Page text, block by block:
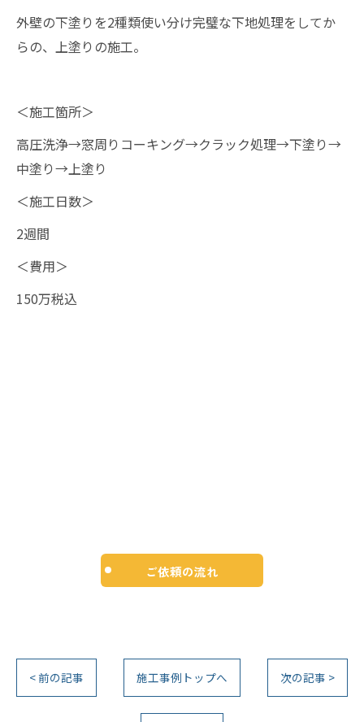
外壁の下塗りを2種類使い分け完璧な下地処理をしてか
らの、上塗りの施工。
＜施工箇所＞
高圧洗浄→窓周りコーキング→クラック処理→下塗り→
中塗り→上塗り
＜施工日数＞
2週間
＜費用＞
150万税込
ご依頼の流れ
< 前の記事 施工事例トップへ 次の記事 >